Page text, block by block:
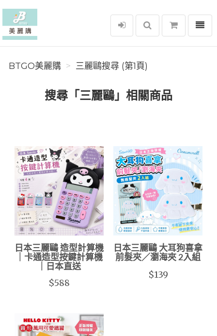
BTGO美麗購
選單
BTGO美麗購 三麗鷗搜尋 (第1頁)
搜尋「三麗鷗」相關商品
日本三麗鷗 造型計算機
｜卡通造型按鍵計算機
｜日本直送
$588
日本三麗鷗 大耳狗喜拿
前髮夾／瀏海夾 2入組
$139